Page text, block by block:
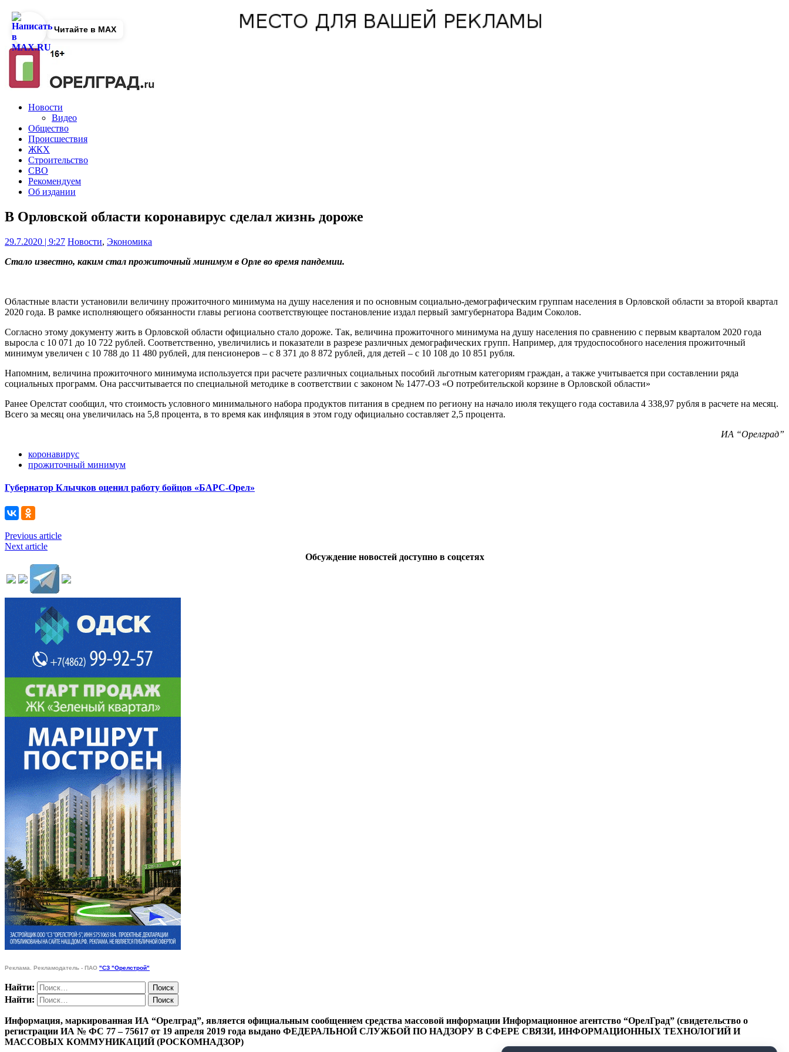
Новости
Видео
Общество
Происшествия
ЖКХ
Строительство
СВО
Рекомендуем
Об издании
В Орловской области коронавирус сделал жизнь дороже
29.7.2020 | 9:27 Новости, Экономика
Стало известно, каким стал прожиточный минимум в Орле во время пандемии.
Областные власти установили величину прожиточного минимума на душу населения и по основным социально-демографическим группам населения в Орловской области за второй квартал
2020 года. В рамке исполняющего обязанности главы региона соответствующее постановление издал первый замгубернатора Вадим Соколов.
Согласно этому документу жить в Орловской области официально стало дороже. Так, величина прожиточного минимума на душу населения по сравнению с первым кварталом 2020 года
выросла с 10 071 до 10 722 рублей. Соответственно, увеличились и показатели в разрезе различных демографических групп. Например, для трудоспособного населения прожиточный
минимум увеличен с 10 788 до 11 480 рублей, для пенсионеров – с 8 371 до 8 872 рублей, для детей – с 10 108 до 10 851 рубля.
Напомним, величина прожиточного минимума используется при расчете различных социальных пособий льготным категориям граждан, а также учитывается при составлении ряда
социальных программ. Она рассчитывается по специальной методике в соответствии с законом № 1477-ОЗ «О потребительской корзине в Орловской области»
Ранее Орелстат сообщил, что стоимость условного минимального набора продуктов питания в среднем по региону на начало июля текущего года составила 4 338,97 рубля в расчете на месяц.
Всего за месяц она увеличилась на 5,8 процента, в то время как инфляция в этом году официально составляет 2,5 процента.
ИА “Орелград”
коронавирус
прожиточный минимум
Губернатор Клычков оценил работу бойцов «БАРС-Орел»
Previous article
Next article
Обсуждение новостей доступно в соцсетях
Реклама. Рекламодатель - ПАО "СЗ "Орелстрой"
Найти:
Найти:
Информация, маркированная ИА “Орелград”, является официальным сообщением средства массовой информации Информационное агентство “ОрелГрад” (свидетельство о
регистрации ИА № ФС 77 – 75617 от 19 апреля 2019 года выдано ФЕДЕРАЛЬНОЙ СЛУЖБОЙ ПО НАДЗОРУ В СФЕРЕ СВЯЗИ, ИНФОРМАЦИОННЫХ ТЕХНОЛОГИЙ И
МАССОВЫХ КОММУНИКАЦИЙ (РОСКОМНАДЗОР)
Читайте в MAX